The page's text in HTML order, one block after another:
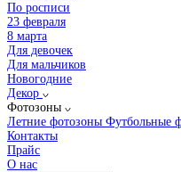
По росписи
23 февраля
8 марта
Для девочек
Для мальчиков
Новогодние
Декор
Фотозоны
Летние фотозоны Футбольные
Контакты
Прайс
О нас